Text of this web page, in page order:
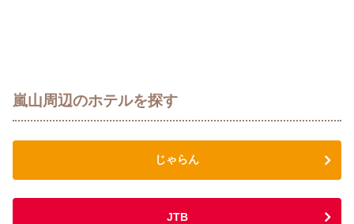
嵐山周辺のホテルを探す
じゃらん
JTB